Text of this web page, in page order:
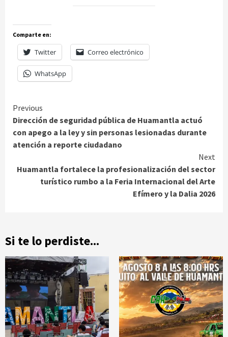
Comparte en:
Twitter Correo electrónico
WhatsApp
Continue
Reading
Previous
Dirección de seguridad pública de Huamantla actuó
con apego a la ley y sin personas lesionadas durante
atención a reporte ciudadano
Next
Huamantla fortalece la profesionalización del sector
turístico rumbo a la Feria Internacional del Arte
Efímero y la Dalia 2026
Si te lo perdiste...